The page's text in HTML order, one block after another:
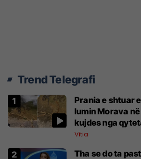
Trend Telegrafi
Prania e shtuar
lumin Morava
kujdes nga
Vitia
Tha se do ta